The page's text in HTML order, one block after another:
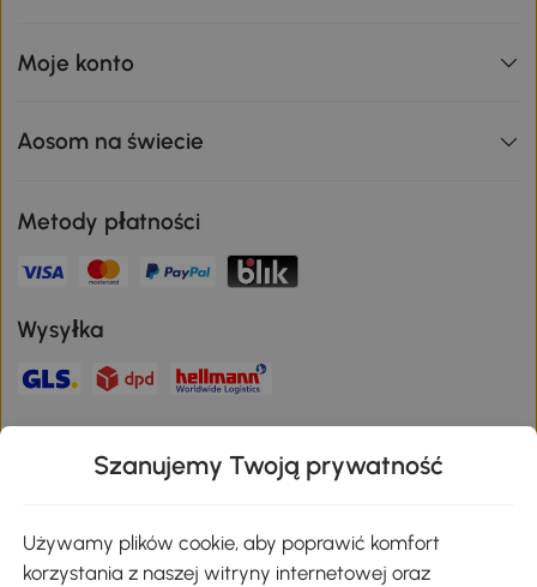
Moje konto
Aosom na świecie
Metody płatności
Wysyłka
Pobierz aplikację Aosom
Szanujemy Twoją prywatność
Używamy plików cookie, aby poprawić komfort
korzystania z naszej witryny internetowej oraz